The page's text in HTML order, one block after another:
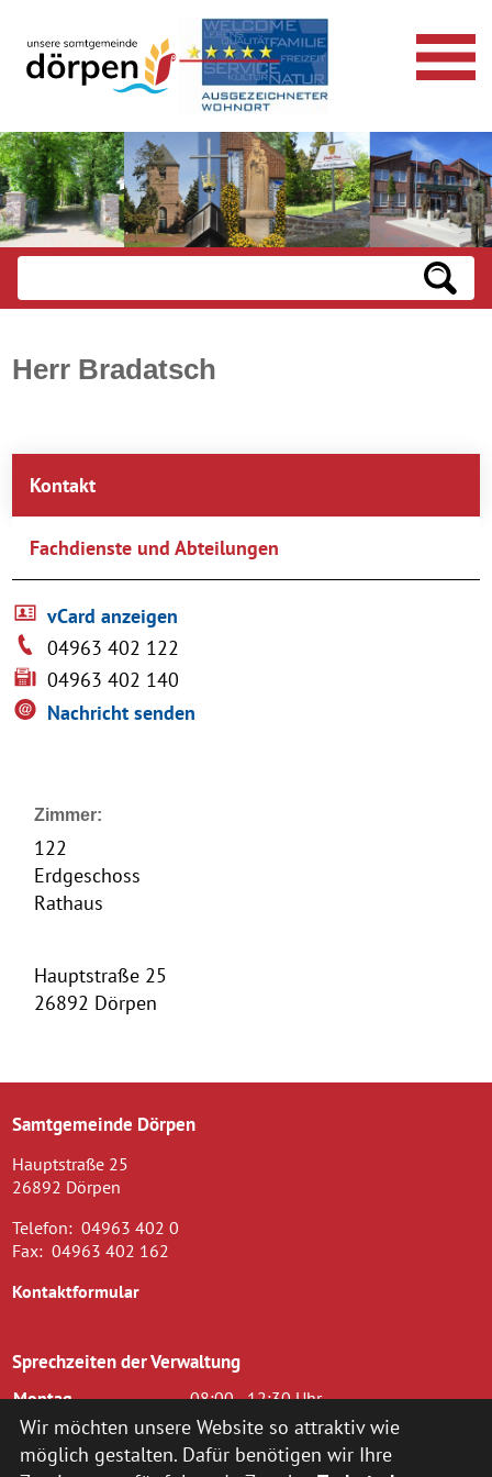
Herr Bradatsch
Kontakt
Fachdienste und Abteilungen
vCard anzeigen
04963 402 122
04963 402 140
Nachricht senden
Zimmer:
122
Erdgeschoss
Rathaus
Hauptstraße 25
26892 Dörpen
Samtgemeinde Dörpen
Hauptstraße 25
26892 Dörpen
Telefon: 04963 402 0
Fax: 04963 402 162
Kontaktformular
Sprechzeiten der Verwaltung
Montag
08:00 - 12:30 Uhr
Dienstag
08.00 - 12.30 Uhr und 14.00 - 16.00
Uhr
Mittwoch
08.00 - 12.30 Uhr
Wir möchten unsere Website so attraktiv wie
möglich gestalten. Dafür benötigen wir Ihre